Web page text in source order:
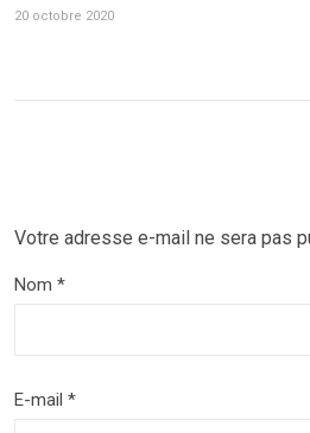
20 octobre 2020
Votre adresse e-mail ne sera pas
Nom *
E-mail *